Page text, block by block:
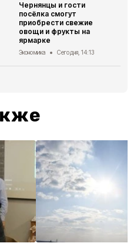
Чернянцы и гости
посёлка смогут
приобрести свежие
овощи и фрукты на
ярмарке
Экономика Сегодня, 14:13